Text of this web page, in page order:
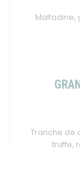
Malfadine,
Tranche de
truffe,